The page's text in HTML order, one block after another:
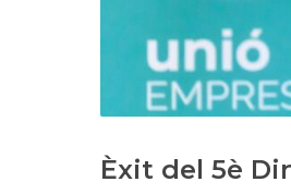
Èxit del 5è